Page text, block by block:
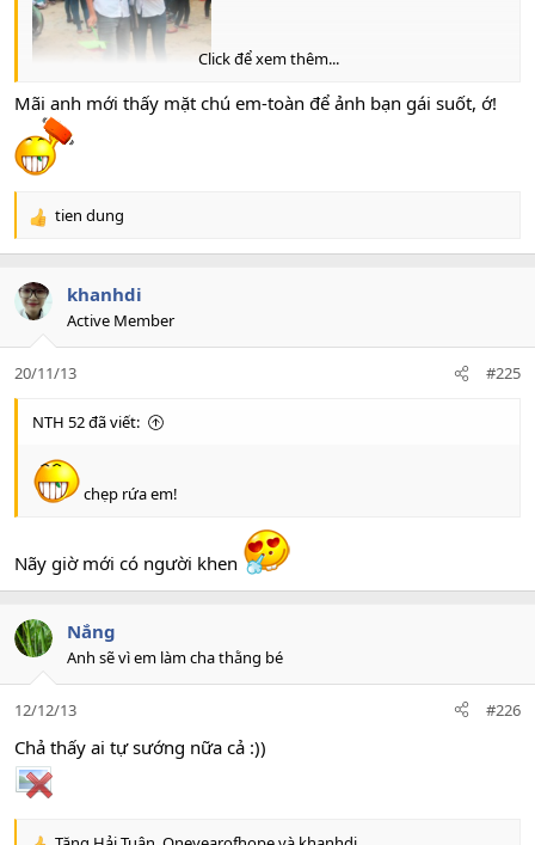
Click để xem thêm...
Mãi anh mới thấy mặt chú em-toàn để ảnh bạn gái suốt, ớ!
R
c
t
o
n
tien dung
khanhdi
Active Member
20/11/13 #225
NTH 52 đã viết:
chẹp rứa em!
Nãy giờ mới có người khen
Nắng
Anh sẽ vì em làm cha thằng bé
12/12/13 #226
Chả thấy ai tự sướng nữa cả :))